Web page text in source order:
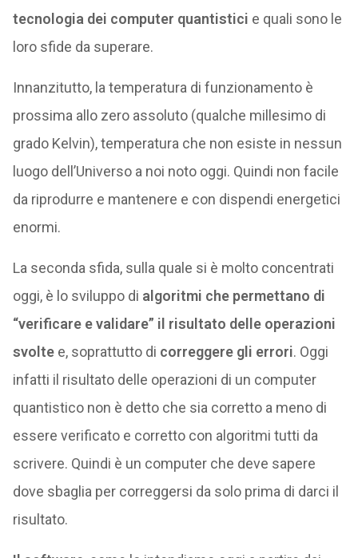
tecnologia dei computer quantistici e quali sono le
loro sfide da superare.
Innanzitutto, la temperatura di funzionamento è
prossima allo zero assoluto (qualche millesimo di
grado Kelvin), temperatura che non esiste in nessun
luogo dell’Universo a noi noto oggi. Quindi non facile
da riprodurre e mantenere e con dispendi energetici
enormi.
La seconda sfida, sulla quale si è molto concentrati
oggi, è lo sviluppo di algoritmi che permettano di
“verificare e validare” il risultato delle operazioni
svoltee, soprattutto di correggere gli errori. Oggi
infatti il risultato delle operazioni di un computer
quantistico non è detto che sia corretto a meno di
essere verificato e corretto con algoritmi tutti da
scrivere. Quindi è un computer che deve sapere
dove sbaglia per correggersi da solo prima di darci il
risultato.